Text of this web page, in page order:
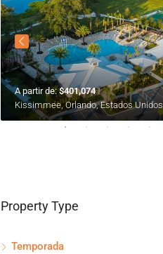
A partir de:$401,074
Kissimmee, Orlando, Estados Unidos
Property Type
Temporada